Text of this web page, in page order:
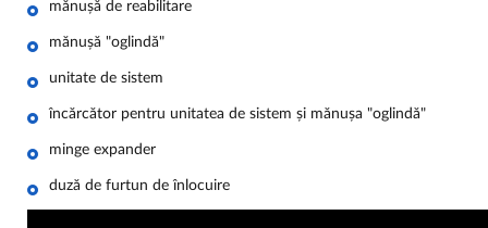
mănușă de reabilitare
mănușă "oglindă"
unitate de sistem
încărcător pentru unitatea de sistem și mănușa "oglindă"
minge expander
duză de furtun de înlocuire